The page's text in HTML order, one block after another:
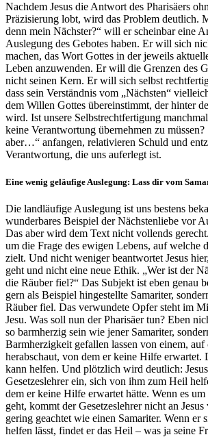
Nachdem Jesus die Antwort des Pharisäers
Präzisierung lobt, wird das Problem deutlich.
denn mein Nächster?“ will er scheinbar eine
Auslegung des Gebotes haben. Er will sich
machen, das Wort Gottes in der jeweils
Leben anzuwenden. Er will die Grenzen des
nicht seinen Kern. Er will sich selbst
dass sein Verständnis vom „Nächsten“
dem Willen Gottes übereinstimmt, der hinter
wird. Ist unsere Selbstrechtfertigung
keine Verantwortung übernehmen zu müssen?
aber…“ anfangen, relativieren Schuld und
Verantwortung, die uns auferlegt ist.
Eine wenig geläufige Auslegung: Lass dir vom
Die landläufige Auslegung ist uns bestens
wunderbares Beispiel der Nächstenliebe vor
Das aber wird dem Text nicht vollends
um die Frage des ewigen Lebens, auf welche
zielt. Und nicht weniger beantwortet Jesus
geht und nicht eine neue Ethik. „Wer ist der
die Räuber fiel?“ Das Subjekt ist eben genau
gern als Beispiel hingestellte Samariter,
Räuber fiel. Das verwundete Opfer steht im
Jesu. Was soll nun der Pharisäer tun? Eben
so barmherzig sein wie jener Samariter,
Barmherzigkeit gefallen lassen von einem, auf
herabschaut, von dem er keine Hilfe erwartet.
kann helfen. Und plötzlich wird deutlich:
Gesetzeslehrer ein, sich von ihm zum Heil
dem er keine Hilfe erwartet hätte. Wenn es
geht, kommt der Gesetzeslehrer nicht an
gering geachtet wie einen Samariter. Wenn er
helfen lässt, findet er das Heil – was ja seine